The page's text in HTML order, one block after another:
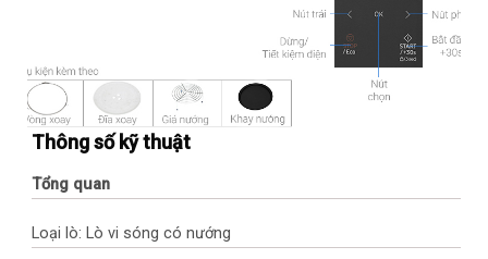
Thông số kỹ thuật
Tổng quan
Loại lò: Lò vi sóng có nướng